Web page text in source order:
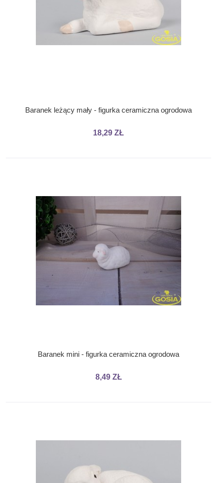
Baranek leżący mały - figurka ceramiczna ogrodowa
18,29 ZŁ
Baranek mini - figurka ceramiczna ogrodowa
8,49 ZŁ